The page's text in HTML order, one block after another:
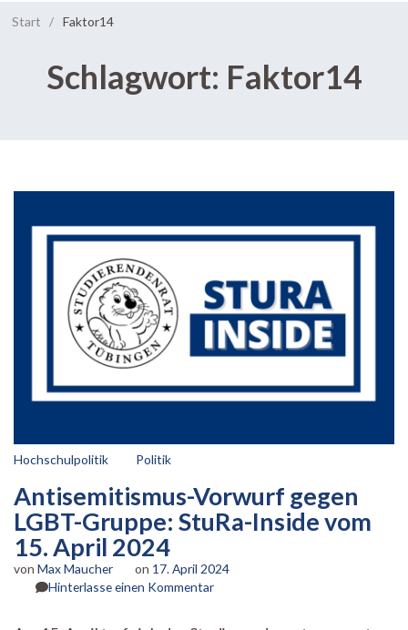
Start / Faktor14
Schlagwort: Faktor14
Hochschulpolitik Politik
Antisemitismus-Vorwurf gegen
LGBT-Gruppe: StuRa-Inside vom
15. April 2024
von Max Maucher on 17. April 2024
Hinterlasse einen Kommentarzu